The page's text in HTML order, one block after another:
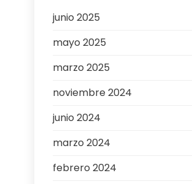
junio 2025
mayo 2025
marzo 2025
noviembre 2024
junio 2024
marzo 2024
febrero 2024